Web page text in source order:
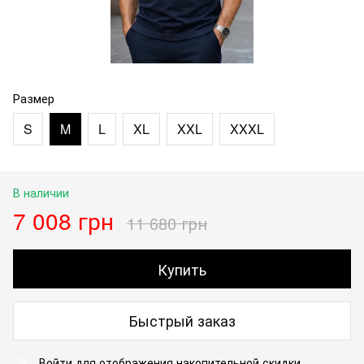
Размер
S M L XL XXL XXXL
В наличии
7 008 грн 11 680 грн
Купить
Быстрый заказ